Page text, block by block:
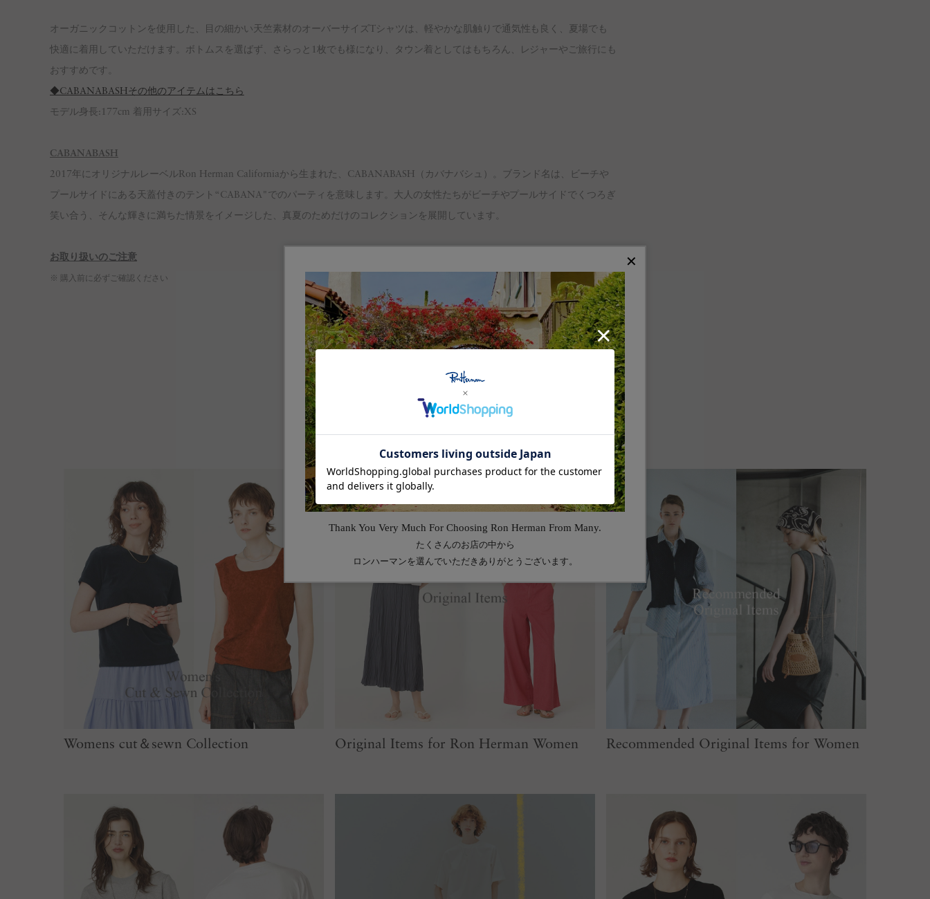
オーガニックコットンを使用した、目の細かい天竺素材のオーバーサイズTシャツは、軽やかな肌触りで通気性も良く、夏場でも
快適に着用していただけます。ボトムスを選ばず、さらっと1枚でも様になり、タウン着としてはもちろん、レジャーやご旅行にも
おすすめです。
◆CABANABASHその他のアイテムはこちら
モデル身長:177cm 着用サイズ:XS
CABANABASH
2017年にオリジナルレーベルRon Herman Californiaから生まれた、CABANABASH（カバナバシュ）。ブランド名は、ビーチや
プールサイドにある天蓋付きのテント“CABANA"でのパーティを意味します。大人の女性たちがビーチやプールサイドでくつろぎ
笑い合う、そんな輝きに満ちた情景をイメージした、真夏のためだけのコレクションを展開しています。
お取り扱いのご注意
※ 購入前に必ずご確認ください
Womens cut＆sewn Collection Original Items for Ron Herman Women Recommended Original Items for Women